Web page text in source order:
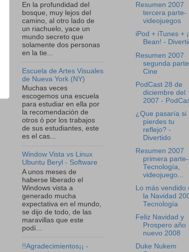
En la profundidad del
bosque, muy lejos del
camino, al otro lado de
un riachuelo, yace un
mundo secreto que
solamente dos personas
en la tie...
Escuela de Artes Visuales
de Nueva York (NY)
Muchas veces
escogemos una escuela
para estudiar en ella por
la recomendación de
otros ó por los trabajos
de sus estudiantes, este
es el cas...
Window Vista vs Linux
Ubuntu Beryl - Software
A unos meses de
haberse liberado el
Windows vista a
generado mucha
expectativa en el mundo,
se dijo de todo, de las
maravillas que este
podí...
!!Agradecimientos¡¡ -
Resumen 2007
tercera parte-
videojuegos
iPod + iTunes +
Bean! -
Resumen 2007
segunda
Cine
PodCast 28 de
diciembre del
2007 -
¿Que pasaría si
pierdes tu
reflejo? -
Divertido
Resumen 2007
primera parte-
Tecnología,
videojuego...
Lo más vendido
la Navidad
Tecnología
Feliz Navidad y
Prospero año
nuevo 2008
Duke Nukem